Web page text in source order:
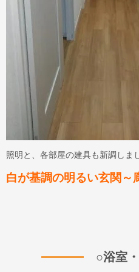
照明と、各部屋の建具も新調しま
白が基調の明るい玄関～
○浴室